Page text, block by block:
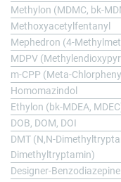
Methylon (MDMC, bk-
Methoxyacetylfentanyl
Mephedron (4-
MDPV
m-CPP (Meta-
Homomazindol
Ethylon (bk-MDEA,
DOB, DOM, DOI
DMT (N,N-
Dimethyltryptamin)
Designer-